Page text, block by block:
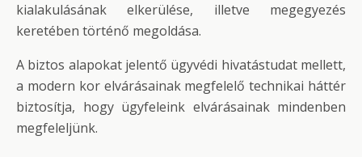
kialakulásának elkerülése, illetve megegyezés
keretében történő megoldása.
A biztos alapokat jelentő ügyvédi hivatástudat mellett,
a modern kor elvárásainak megfelelő technikai háttér
biztosítja, hogy ügyfeleink elvárásainak mindenben
megfeleljünk.